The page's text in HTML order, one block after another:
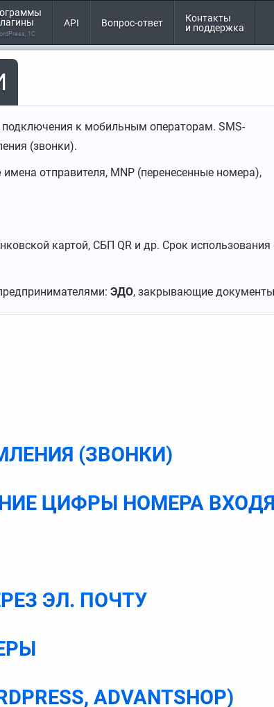
1С
API Вопрос-ответ
Контакты
и поддержка
подключения к мобильным операторам. SMS-
(звонки).
имена отправителя, MNP (перенесенные номера),
картой, СБП QR и др. Срок использования
ЭДО, закрывающие
(ЗВОНКИ)
ЦИФРЫ НОМЕРА
ЭЛ. ПОЧТУ
ADVANTSHOP)